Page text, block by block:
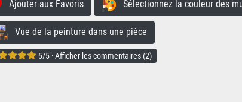
Ajouter aux Favoris Sélectionnez la couleur des
Vue de la peinture dans une pièce
5/5 · Afficher les commentaires (2)